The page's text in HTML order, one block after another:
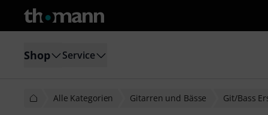
Shop Service
Alle Kategorien Gitarren und Bässe Git/Bass